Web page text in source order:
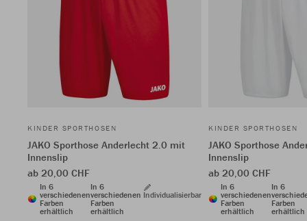
KINDER SPORTHOSEN
JAKO Sporthose Anderlecht 2.0 mit
Innenslip
ab 20,00 CHF
In 6
verschiedenen
Farben
erhältlich
In 6
verschiedenen
Farben
erhältlich
Individualisierbar
KINDER SPORTHOSEN
JAKO Sporthose
Innenslip
ab 20,00 CHF
In 6
verschiedenen
Farben
erhältlich
In 6
Farben
erhältlich